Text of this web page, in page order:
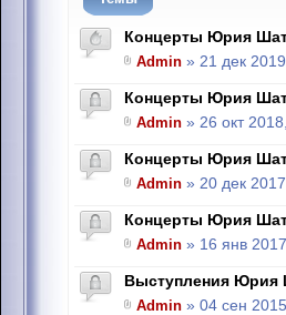
Концерты Юрия
Admin » 21 дек
Концерты Юрия
Admin » 26 окт
Концерты Юрия
Admin » 20 дек
Концерты Юрия
Admin » 16 янв
Выступления Юрия
Admin » 04 сен